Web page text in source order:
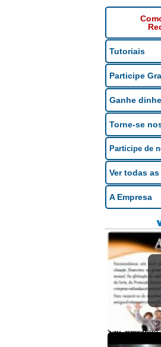
Tutoriais
Participe
Ganhe
Torne-se
Participe de
Ver todas
A Empresa